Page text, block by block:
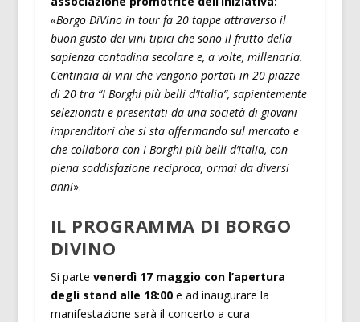
«Borgo DiVino in tour fa 20 tappe attraverso il
buon gusto dei vini tipici che sono il frutto della
sapienza contadina secolare e, a volte, millenaria.
Centinaia di vini che vengono portati in 20 piazze
di 20 tra “I Borghi più belli d’Italia”, sapientemente
selezionati e presentati da una società di giovani
imprenditori che si sta affermando sul mercato e
che collabora con I Borghi più belli d’Italia, con
piena soddisfazione reciproca, ormai da diversi
anni».
IL PROGRAMMA DI BORGO
DIVINO
Si parte venerdì 17 maggio con l’apertura
degli stand alle 18:00e ad inaugurare la
manifestazione sarà il concerto a cura